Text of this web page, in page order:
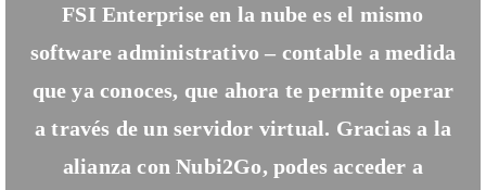
FSI Enterprise en la nube es el mismo
software administrativo – contable a medida
que ya conoces, que ahora te permite operar
a través de un servidor virtual. Gracias a la
alianza con Nubi2Go, podes acceder a